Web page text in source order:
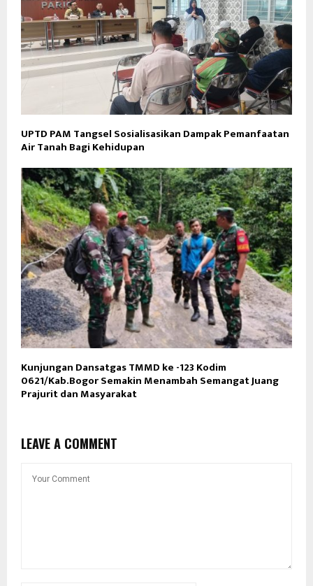
UPTD PAM Tangsel Sosialisasikan Dampak Pemanfaatan
Air Tanah Bagi Kehidupan
Kunjungan Dansatgas TMMD ke -123 Kodim
0621/Kab.Bogor Semakin Menambah Semangat Juang
Prajurit dan Masyarakat
LEAVE A COMMENT